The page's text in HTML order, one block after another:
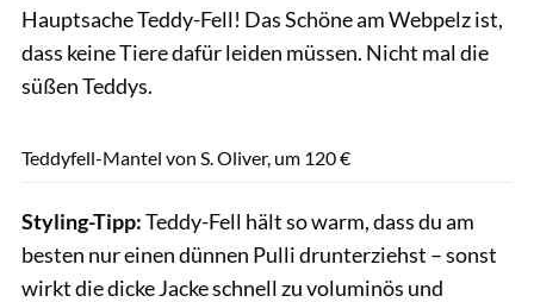
Hauptsache Teddy-Fell! Das Schöne am Webpelz ist,
dass keine Tiere dafür leiden müssen. Nicht mal die
süßen Teddys.
Teddyfell-Mantel von S. Oliver, um 120 €
Styling-Tipp:Teddy-Fell hält so warm, dass du am
besten nur einen dünnen Pulli drunterziehst – sonst
wirkt die dicke Jacke schnell zu voluminös und